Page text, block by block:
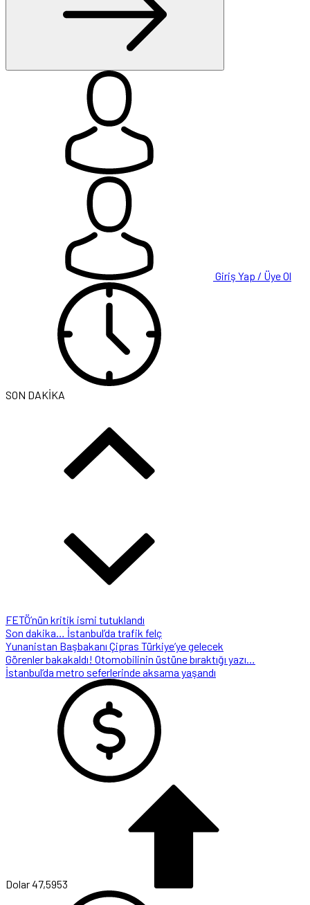
Giriş Yap / Üye Ol
SON DAKİKA
FETÖ’nün kritik ismi tutuklandı
Son dakika… İstanbul’da trafik felç
Yunanistan Başbakanı Çipras Türkiye’ye gelecek
Görenler bakakaldı! Otomobilinin üstüne bıraktığı yazı…
İstanbul’da metro seferlerinde aksama yaşandı
Dolar47,5953